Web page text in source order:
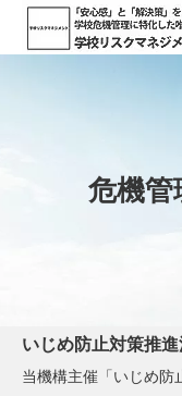
危機
いじめ防止対策推
当機構主催「いじめ防